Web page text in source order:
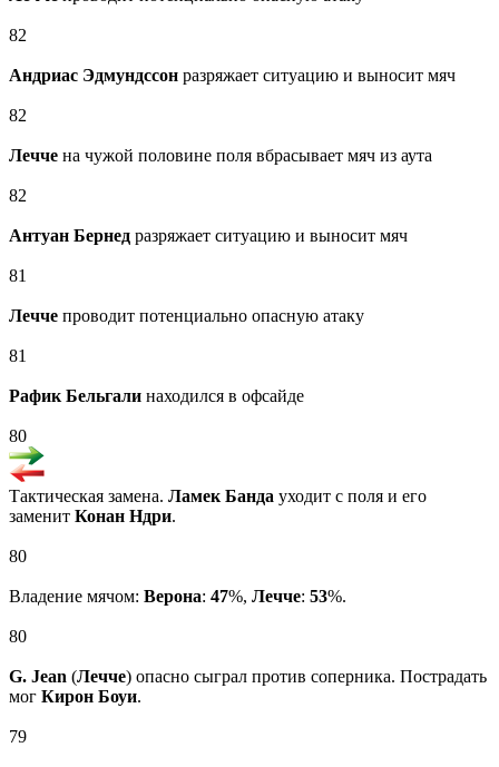
82
Андриас Эдмундссон разряжает ситуацию и выносит мяч
82
Лечче на чужой половине поля вбрасывает мяч из аута
82
Антуан Бернед разряжает ситуацию и выносит мяч
81
Лечче проводит потенциально опасную атаку
81
Рафик Бельгали находился в офсайде
80
Тактическая замена. Ламек Банда уходит с поля и его
заменит Конан Ндри.
80
Владение мячом: Верона: 47%, Лечче: 53%.
80
G. Jean (Лечче) опасно сыграл против соперника. Пострадать
мог Кирон Боуи.
79